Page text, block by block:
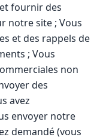
fournir des
notre site ; Vous
et des rappels de
; Vous
non
des
avez
envoyer notre
demandé (vous